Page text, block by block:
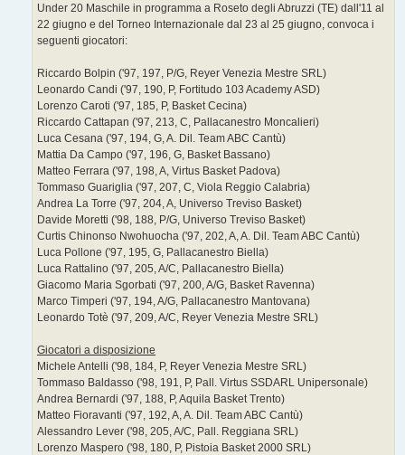
Under 20 Maschile in programma a Roseto degli Abruzzi (TE) dall'11 al
22 giugno e del Torneo Internazionale dal 23 al 25 giugno, convoca i
seguenti giocatori:
Riccardo Bolpin ('97, 197, P/G, Reyer Venezia Mestre SRL)
Leonardo Candi ('97, 190, P, Fortitudo 103 Academy ASD)
Lorenzo Caroti ('97, 185, P, Basket Cecina)
Riccardo Cattapan ('97, 213, C, Pallacanestro Moncalieri)
Luca Cesana ('97, 194, G, A. Dil. Team ABC Cantù)
Mattia Da Campo ('97, 196, G, Basket Bassano)
Matteo Ferrara ('97, 198, A, Virtus Basket Padova)
Tommaso Guariglia ('97, 207, C, Viola Reggio Calabria)
Andrea La Torre ('97, 204, A, Universo Treviso Basket)
Davide Moretti ('98, 188, P/G, Universo Treviso Basket)
Curtis Chinonso Nwohuocha ('97, 202, A, A. Dil. Team ABC Cantù)
Luca Pollone ('97, 195, G, Pallacanestro Biella)
Luca Rattalino ('97, 205, A/C, Pallacanestro Biella)
Giacomo Maria Sgorbati ('97, 200, A/G, Basket Ravenna)
Marco Timperi ('97, 194, A/G, Pallacanestro Mantovana)
Leonardo Totè ('97, 209, A/C, Reyer Venezia Mestre SRL)
Giocatori a disposizione
Michele Antelli ('98, 184, P, Reyer Venezia Mestre SRL)
Tommaso Baldasso ('98, 191, P, Pall. Virtus SSDARL Unipersonale)
Andrea Bernardi ('97, 188, P, Aquila Basket Trento)
Matteo Fioravanti ('97, 192, A, A. Dil. Team ABC Cantù)
Alessandro Lever ('98, 205, A/C, Pall. Reggiana SRL)
Lorenzo Maspero ('98, 180, P, Pistoia Basket 2000 SRL)